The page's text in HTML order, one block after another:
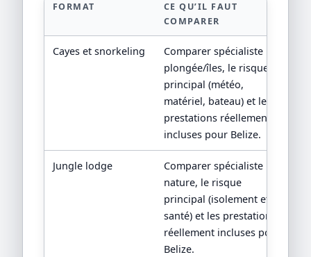
FORMAT
CE QU’IL FAUT
COMPARER
Cayes et snorkeling
Comparer spécialiste
plongée/îles, le risque
principal (météo,
matériel, bateau) et les
prestations réellement
incluses pour Belize.
Jungle lodge
Comparer spécialiste
nature, le risque
principal (isolement et
santé) et les prestations
réellement incluses pour
Belize.